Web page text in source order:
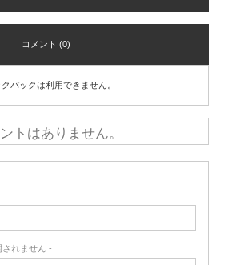
コメント (0)
クバックは利用できません。
トはありません。
れません -